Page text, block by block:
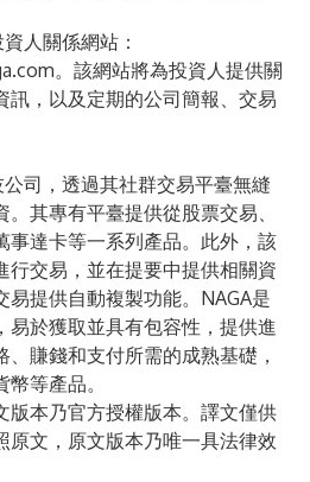
人關係網站：
。該網站將為投資人提供關
訊，以及定期的公司簡報、交易
司，透過其社群交易平臺無縫
其專有平臺提供從股票交易、
事達卡等一系列產品。此外，該
行交易，並在提要中提供相關資
易提供自動複製功能。NAGA是
易於獲取並具有包容性，提供進
賺錢和支付所需的成熟基礎，
等產品。
版本乃官方授權版本。譯文僅供
原文，原文版本乃唯一具法律效